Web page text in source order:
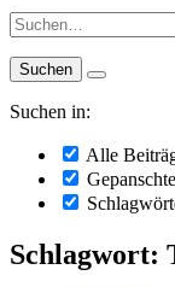
Suche:
Suchen in:
Alle
Schlagwort: